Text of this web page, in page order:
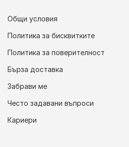
Общи условия
Политика за бисквитките
Политика за поверителност
Бърза доставка
Забрави ме
Често задавани въпроси
Кариери